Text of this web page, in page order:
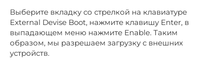
Выберите вкладку со стрелкой на клавиатуре
External Devise Boot, нажмите клавишу Enter, в
выпадающем меню нажмите Enable. Таким
образом, мы разрешаем загрузку с внешних
устройств.